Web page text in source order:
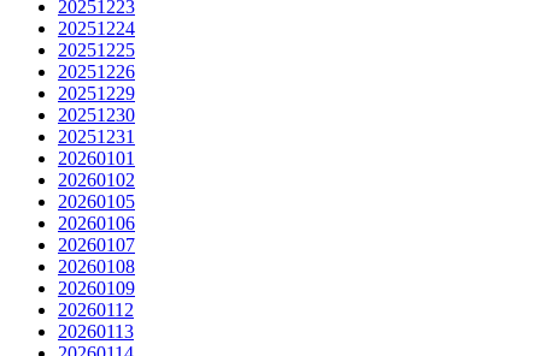
20251223
20251224
20251225
20251226
20251229
20251230
20251231
20260101
20260102
20260105
20260106
20260107
20260108
20260109
20260112
20260113